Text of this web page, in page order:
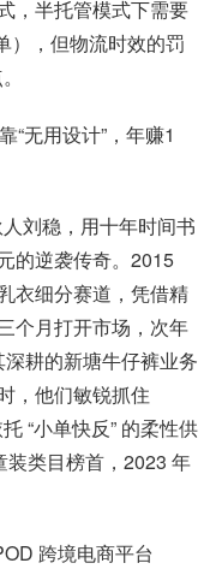
，半托管模式下需要
），但物流时效的罚
“无用设计”，年赚1
刘稳，用十年时间书
的逆袭传奇。2015
衣细分赛道，凭借精
个月打开市场，次年
耕的新塘牛仔裤业务
，他们敏锐抓住
“小单快反” 的柔性供
类目榜首，2023 年
跨境电商平台